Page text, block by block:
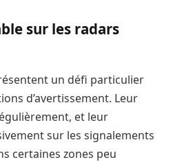
sur les radars
un défi particulier
d’avertissement. Leur
et leur
sur les signalements
certaines zones peu